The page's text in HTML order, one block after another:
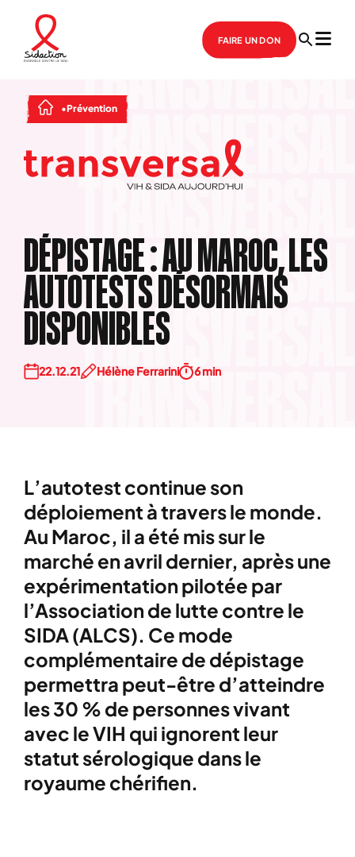
FAIRE UN DON
Prévention
DÉPISTAGE : AU MAROC, LES
AUTOTESTS DÉSORMAIS
DISPONIBLES
22.12.21 Hélène Ferrarini 6 min
L’autotest continue son
déploiement à travers le monde.
Au Maroc, il a été mis sur le
marché en avril dernier, après une
expérimentation pilotée par
l’Association de lutte contre le
SIDA (ALCS). Ce mode
complémentaire de dépistage
permettra peut-être d’atteindre
les 30 % de personnes vivant
avec le VIH qui ignorent leur
statut sérologique dans le
royaume chérifien.